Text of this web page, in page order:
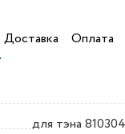
Доставка Оплата
для тэна 810304